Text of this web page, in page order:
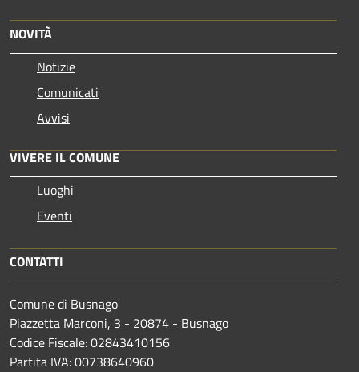
NOVITÀ
Notizie
Comunicati
Avvisi
VIVERE IL COMUNE
Luoghi
Eventi
CONTATTI
Comune di Busnago
Piazzetta Marconi, 3 - 20874 - Busnago
Codice Fiscale: 02843410156
Partita IVA: 00738640960